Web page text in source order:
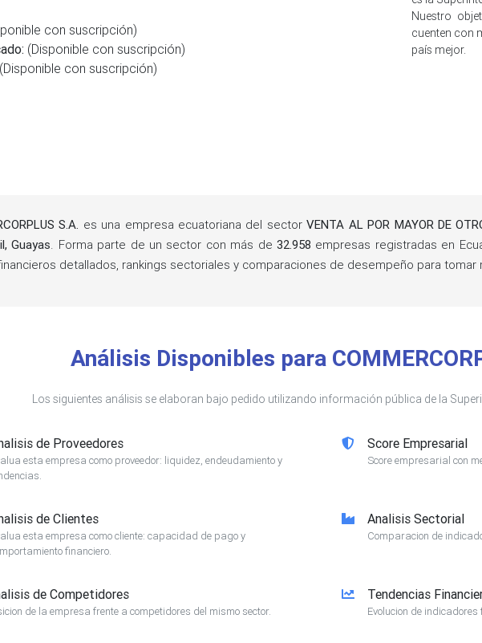
con suscripción)
(Disponible con suscripción)
(Disponible con suscripción)
Nuestro
cuenten con
país mejor.
S.A. es una empresa ecuatoriana del sectorVENTA AL POR MAYOR DE
Guayas. Forma parte de un sector con más de32.958 empresas registradas en
detallados, rankings sectoriales y comparaciones de desempeño para
Análisis Disponibles para
Los siguientes análisis se elaboran bajo pedido utilizando información pública de la
de Proveedores
esta empresa como proveedor: liquidez, endeudamiento y
Score Empresarial
Score empresarial con
de Clientes
esta empresa como cliente: capacidad de pago y
financiero.
Analisis Sectorial
Comparacion de
de Competidores
de la empresa frente a competidores del mismo sector.
Tendencias
Evolucion de